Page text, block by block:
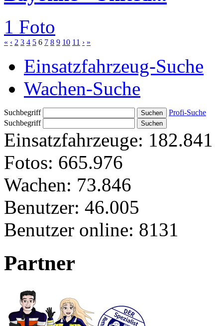
1 Foto
« ‹ 2 3 4 5 6 7 8 9 10 11 › »
Einsatzfahrzeug-Suche
Wachen-Suche
Suchbegriff
Profi-Suche
Suchbegriff
Einsatzfahrzeuge: 182.841
Fotos: 665.976
Wachen: 73.846
Benutzer: 46.005
Benutzer online: 8131
Partner